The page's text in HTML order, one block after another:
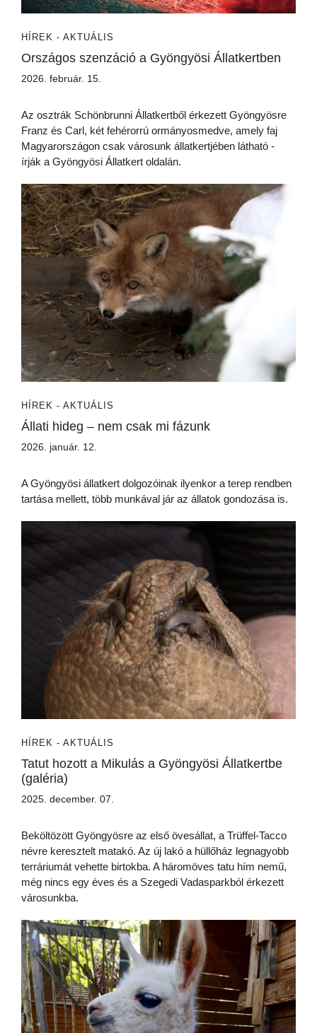
HÍREK - AKTUÁLIS
Országos szenzáció a Gyöngyösi Állatkertben
2026. február. 15.
Az osztrák Schönbrunni Állatkertből érkezett Gyöngyösre
Franz és Carl, két fehérorrú ormányosmedve, amely faj
Magyarországon csak városunk állatkertjében látható -
írják a Gyöngyösi Állatkert oldalán.
HÍREK - AKTUÁLIS
Állati hideg – nem csak mi fázunk
2026. január. 12.
A Gyöngyösi állatkert dolgozóinak ilyenkor a terep rendben
tartása mellett, több munkával jár az állatok gondozása is.
HÍREK - AKTUÁLIS
Tatut hozott a Mikulás a Gyöngyösi Állatkertbe
(galéria)
2025. december. 07.
Beköltözött Gyöngyösre az első övesállat, a Trüffel-Tacco
névre keresztelt matakó. Az új lakó a hüllőház legnagyobb
terráriumát vehette birtokba. A háromöves tatu hím nemű,
még nincs egy éves és a Szegedi Vadasparkból érkezett
városunkba.